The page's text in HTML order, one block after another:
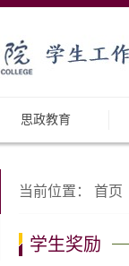
思政教育
当前位置： 首页
学生奖励